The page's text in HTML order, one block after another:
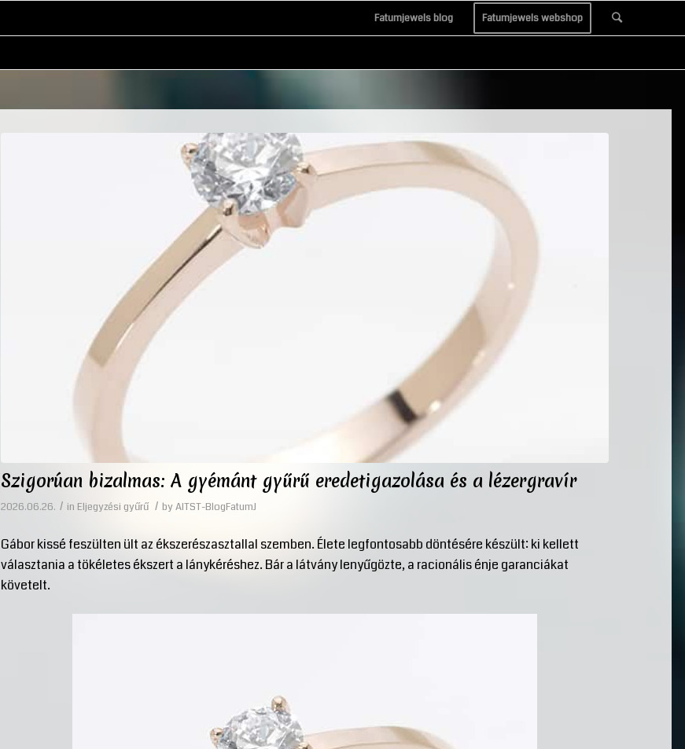
Fatumjewels blog Fatumjewels webshop
Szigorúan bizalmas: A gyémánt gyűrű eredetigazolása és a lézergravír
2026.06.26. / in Eljegyzési gyűrű / byAITST-BlogFatumJ
Gábor kissé feszülten ült az ékszerészasztallal szemben. Élete legfontosabb döntésére készült: ki kellett
választania a tökéletes ékszert a lánykéréshez. Bár a látvány lenyűgözte, a racionális énje garanciákat
követelt.